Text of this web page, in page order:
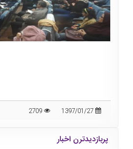
1397/01/27
2709
پربازدیدترن اخبار